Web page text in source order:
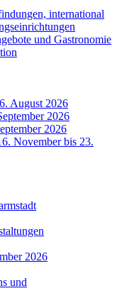
international
und Gastronomie
August 2026
2026
2026
November bis 23.
2026
und